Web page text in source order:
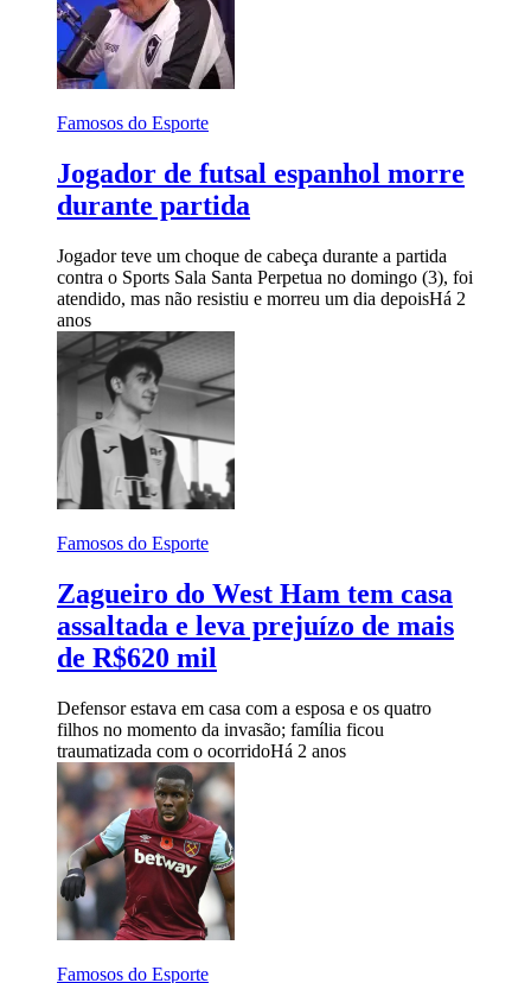
Famosos do Esporte
Jogador de futsal espanhol morre
durante partida
Jogador teve um choque de cabeça durante a partida
contra o Sports Sala Santa Perpetua no domingo (3), foi
atendido, mas não resistiu e morreu um dia depoisHá 2
anos
Famosos do Esporte
Zagueiro do West Ham tem casa
assaltada e leva prejuízo de mais
de R$620 mil
Defensor estava em casa com a esposa e os quatro
filhos no momento da invasão; família ficou
traumatizada com o ocorridoHá 2 anos
Famosos do Esporte